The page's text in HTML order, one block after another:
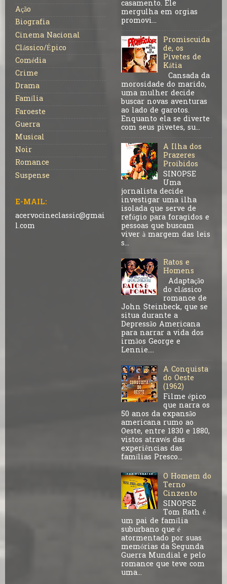
Ação
Biografia
Cinema Nacional
Clássico/Épico
Comédia
Crime
Drama
Família
Faroeste
Guerra
Musical
Noir
Romance
Suspense
E-MAIL:
acervocineclassic@gmai
l.com
casamento. Ele
mergulha em orgias
promovi...
Promiscuida
de, os
Pivetes de
Kátia
Cansada da
morosidade do marido,
uma mulher decide
buscar novas aventuras
ao lado de garotos.
Enquanto ela se diverte
com seus pivetes, su...
A Ilha dos
Prazeres
Proibidos
SINOPSE
Uma
jornalista decide
investigar uma ilha
isolada que serve de
refúgio para foragidos e
pessoas que buscam
viver à margem das leis
s...
Ratos e
Homens
Adaptação
do clássico
romance de
John Steinbeck, que se
situa durante a
Depressão Americana
para narrar a vida dos
irmãos George e
Lennie....
A Conquista
do Oeste
(1962)
Filme épico
que narra os
50 anos da expansão
americana rumo ao
Oeste, entre 1830 e 1880,
vistos através das
experiências das
famílias Presco...
O Homem do
Terno
Cinzento
SINOPSE
Tom Rath é
um pai de família
suburbano que é
atormentado por suas
memórias da Segunda
Guerra Mundial e pelo
romance que teve com
uma...